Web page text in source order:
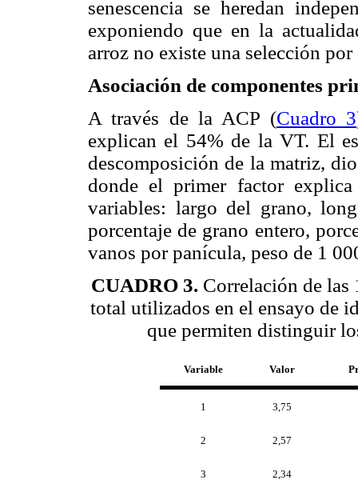
senes­cencia se heredan
exponiendo que en la
arroz no existe una selección
Asociación de componentes
A través de la ACP (Cuadro 3
explican el 54% de la VT. El
descomposición de la matriz,
donde el primer factor
variables: largo del grano,
porcentaje de grano entero,
vanos por panícula, peso de 1
CUADRO 3. Correlación de las
total utilizados en el ensayo de
que permiten distinguir
Variable Valor
1 3,75
2 2,57
3 2,34